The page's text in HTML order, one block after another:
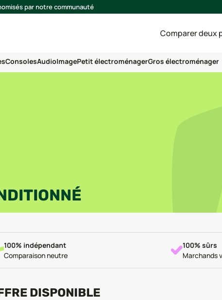
par notre communauté
Comparer deux
ConsolesAudioImagePetit électroménagerGros électroménager
100% indépendant
Comparaison neutre
100% sûrs
Marchands
DISPONIBLE